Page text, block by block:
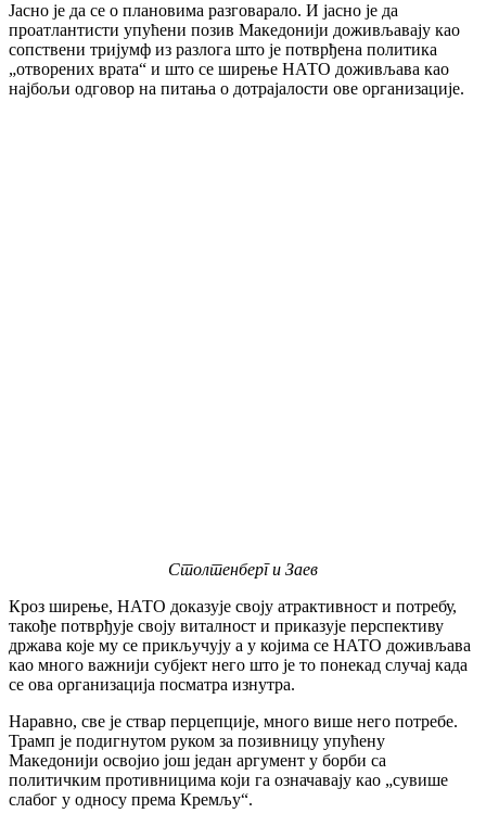
Јасно је да се о плановима разговарало. И јасно је да
проатлантисти упућени позив Македонији доживљавају као
сопствени тријумф из разлога што је потврђена политика
„отворених врата“ и што се ширење НАТО доживљава као
најбољи одговор на питања о дотрајалости ове организације.
Столтенберг и Заев
Кроз ширење, НАТО доказује своју атрактивност и потребу,
такође потврђује своју виталност и приказује перспективу
држава које му се прикључују а у којима се НАТО доживљава
као много важнији субјект него што је то понекад случај када
се ова организација посматра изнутра.
Наравно, све је ствар перцепције, много више него потребе.
Трамп је подигнутом руком за позивницу упућену
Македонији освојио још један аргумент у борби са
политичким противницима који га означавају као „сувише
слабог у односу према Кремљу“.